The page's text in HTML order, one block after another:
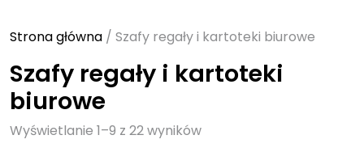
Strona główna / Szafy regały i kartoteki biurowe
Szafy regały i kartoteki
biurowe
Wyświetlanie 1–9 z 22 wynikówSorted